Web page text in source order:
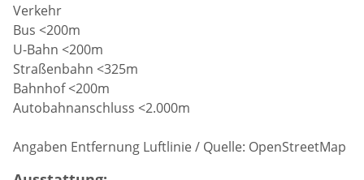
Verkehr
Bus <200m
U-Bahn <200m
Straßenbahn <325m
Bahnhof <200m
Autobahnanschluss <2.000m
Angaben Entfernung Luftlinie / Quelle: OpenStreetMap